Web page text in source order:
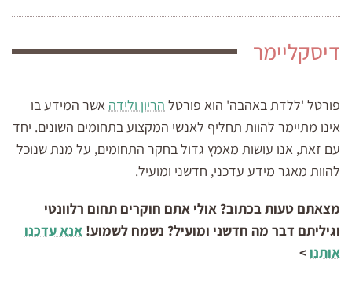
דיסקליימר
פורטל 'ללדת באהבה' הוא פורטל הריון ולידה אשר המידע בו
אינו מתיימר להוות תחליף לאנשי המקצוע בתחומים השונים. יחד
עם זאת, אנו עושות מאמץ גדול בחקר התחומים, על מנת שנוכל
להוות מאגר מידע עדכני, חדשני ומועיל.
מצאתם טעות בכתוב? אולי אתם חוקרים תחום רלוונטי
וגיליתם דבר מה חדשני ומועיל? נשמח לשמוע! אנא עדכנו
אותנו >